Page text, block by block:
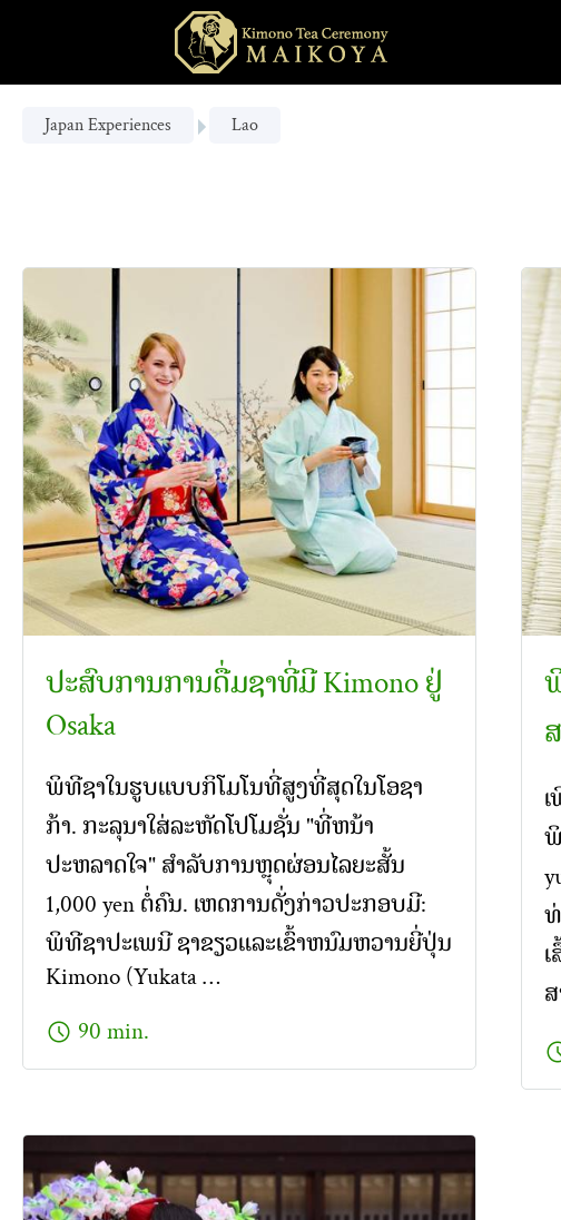
Japan Experiences Lao
ປະສົບການການດື່ມຊາທີ່ມີ Kimono ຢູ່
Osaka
ພິທີຊາໃນຮູບແບບກິໂມໂນທີ່ສູງທີ່ສຸດໃນໂອຊາ
ກ້າ. ກະລຸນາໃສ່ລະຫັດໂປໂມຊັ່ນ "ທີ່ຫນ້າ
ປະຫລາດໃຈ" ສໍາລັບການຫຼຸດຜ່ອນໄລຍະສັ້ນ
1,000 yen ຕໍ່ຄົນ. ເຫດການດັ່ງກ່າວປະກອບມີ:
ພິທີຊາປະເພນີ ຊາຂຽວແລະເຂົ້າຫນົມຫວານຍີ່ປຸ່ນ
Kimono (Yukata …
schedule 90 min.